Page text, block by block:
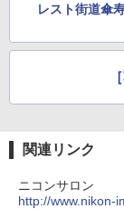
レスト街道傘
関連リンク
ニコンサロン
http://www.nikon-